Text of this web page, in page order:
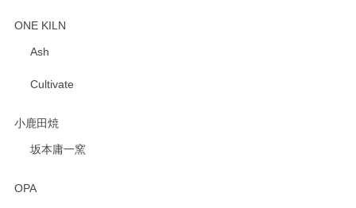
ONE KILN
Ash
Cultivate
小鹿田焼
坂本庸一窯
OPA